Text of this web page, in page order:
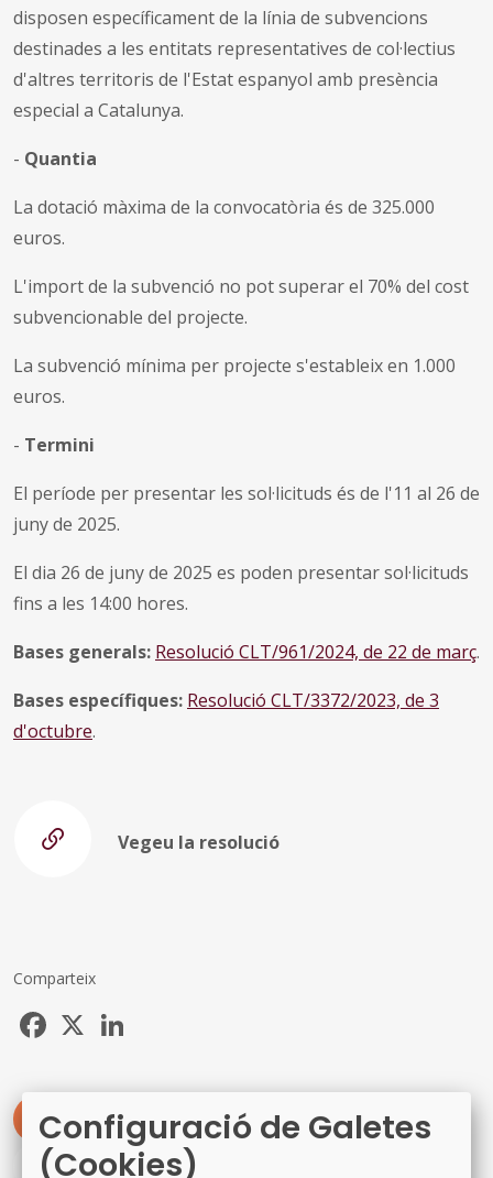
disposen específicament de la línia de subvencions
destinades a les entitats representatives de col·lectius
d'altres territoris de l'Estat espanyol amb presència
especial a Catalunya.
- Quantia
La dotació màxima de la convocatòria és de 325.000
euros.
L'import de la subvenció no pot superar el 70% del cost
subvencionable del projecte.
La subvenció mínima per projecte s'estableix en 1.000
euros.
- Termini
El període per presentar les sol·licituds és de l'11 al 26 de
juny de 2025.
El dia 26 de juny de 2025 es poden presentar sol·licituds
fins a les 14:00 hores.
Bases generals: Resolució CLT/961/2024, de 22 de març.
Bases específiques: Resolució CLT/3372/2023, de 3
d'octubre.
Vegeu la resolució
Comparteix
Facebook
#JURÍDIQUES #COMISSIONS
#CULTURAPOPULAR
Configuració de Galetes
(Cookies)